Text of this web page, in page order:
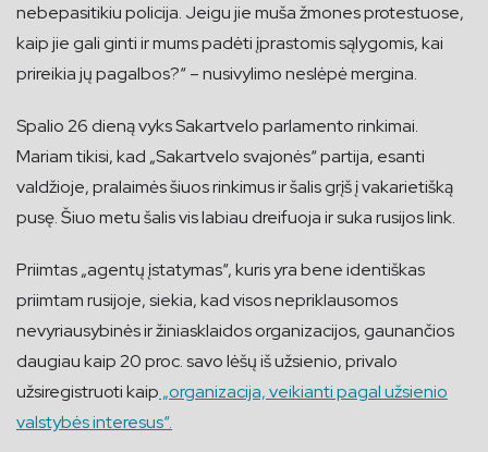
nebepasitikiu policija. Jeigu jie muša žmones protestuose,
kaip jie gali ginti ir mums padėti įprastomis sąlygomis, kai
prireikia jų pagalbos?“ – nusivylimo neslėpė mergina.
Spalio 26 dieną vyks Sakartvelo parlamento rinkimai.
Mariam tikisi, kad „Sakartvelo svajonės“ partija, esanti
valdžioje, pralaimės šiuos rinkimus ir šalis grįš į vakarietišką
pusę. Šiuo metu šalis vis labiau dreifuoja ir suka rusijos link.
Priimtas „agentų įstatymas“, kuris yra bene identiškas
priimtam rusijoje, siekia, kad visos nepriklausomos
nevyriausybinės ir žiniasklaidos organizacijos, gaunančios
daugiau kaip 20 proc. savo lėšų iš užsienio, privalo
užsiregistruoti kaip „organizacija, veikianti pagal užsienio
valstybės interesus“.